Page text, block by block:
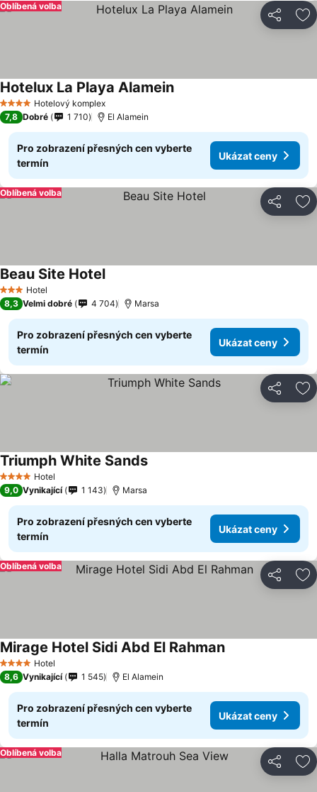
Sdílet
Oblíbená volba
4 Počet hvězdiček
Hotelový komplex
Hotelux La Playa Alamein
7,8 Dobré 1 710 El Alamein
Pro zobrazení přesných cen vyberte
termín
Ukázat ceny
Sdílet
Oblíbená volba
3 Počet hvězdiček
Hotel
Beau Site Hotel
8,3 Velmi dobré 4 704 Marsa
Pro zobrazení přesných cen vyberte
termín
Ukázat ceny
Sdílet
4 Počet hvězdiček
Hotel
Triumph White Sands
9,0 Vynikající 1 143 Marsa
Pro zobrazení přesných cen vyberte
termín
Ukázat ceny
Sdílet
Oblíbená volba
4 Počet hvězdiček
Hotel
Mirage Hotel Sidi Abd El Rahman
8,6 Vynikající 1 545 El Alamein
Pro zobrazení přesných cen vyberte
termín
Ukázat ceny
Sdílet
Oblíbená volba